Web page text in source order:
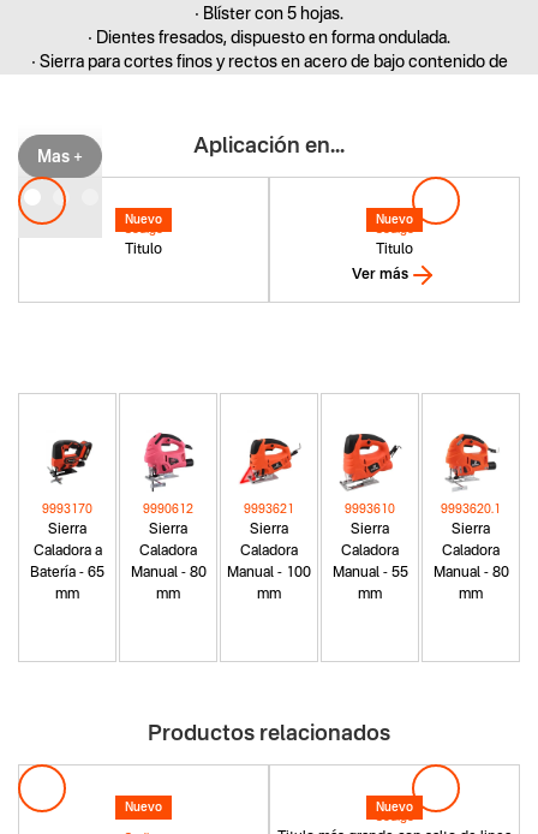
• Blíster con 5 hojas.
• Dientes fresados, dispuesto en forma ondulada.
• Sierra para cortes finos y rectos en acero de bajo contenido de
Mas + Aplicación en...
Nuevo
Titulo
Codigo
Nuevo
Titulo
Codigo
Ver más
Sierra
Caladora a
Batería - 65
mm
9993170
Sierra
Caladora
Manual - 80
mm
9990612
Sierra
Caladora
Manual - 100
mm
9993621
Sierra
Caladora
Manual - 55
mm
9993610
Sierra
Caladora
Manual - 80
mm
9993620.1
Productos relacionados
Nuevo Nuevo
Codigo